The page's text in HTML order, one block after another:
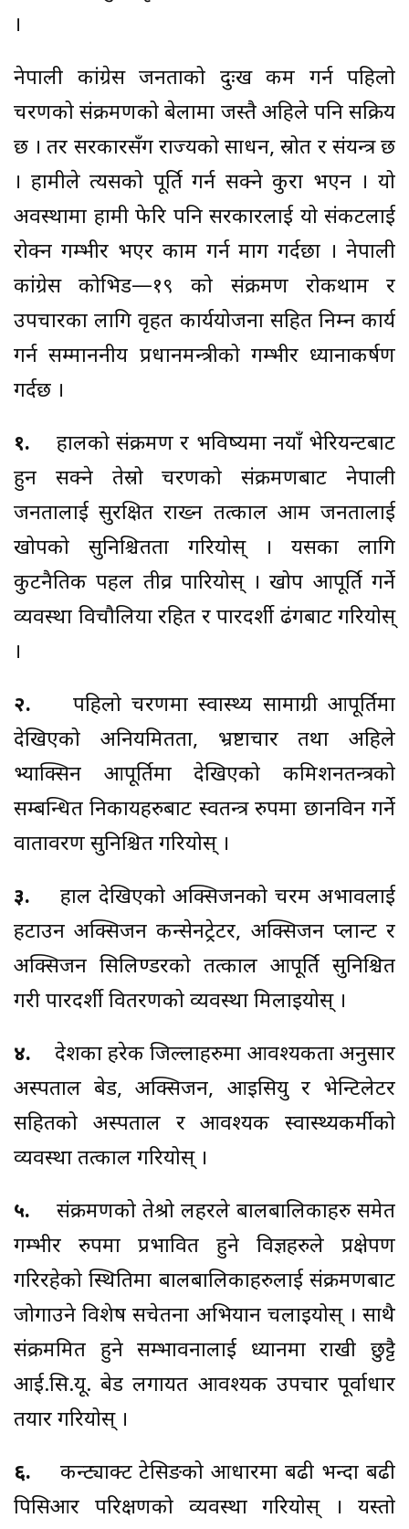
।
नेपाली कांग्रेस जनताको दुःख कम गर्न पहिलो
चरणको संक्रमणको बेलामा जस्तै अहिले पनि सक्रिय
छ । तर सरकारसँग राज्यको साधन, स्रोत र संयन्त्र छ
। हामीले त्यसको पूर्ति गर्न सक्ने कुरा भएन । यो
अवस्थामा हामी फेरि पनि सरकारलाई यो संकटलाई
रोक्न गम्भीर भएर काम गर्न माग गर्दछौं । नेपाली
कांग्रेस कोभिड—१९ को संक्रमण रोकथाम र
उपचारका लागि वृहत कार्ययोजना सहित निम्न कार्य
गर्न सम्माननीय प्रधानमन्त्रीको गम्भीर ध्यानाकर्षण
गर्दछ ।
१.
हालको संक्रमण र भविष्यमा नयाँ भेरियन्टबाट
हुन सक्ने तेस्रो चरणको संक्रमणबाट नेपाली
जनतालाई सुरक्षित राख्न तत्काल आम जनतालाई
खोपको सुनिश्चितता गरियोस् । यसका लागि
कुटनैतिक पहल तीव्र पारियोस् । खोप आपूर्ति गर्ने
व्यवस्था विचौलिया रहित र पारदर्शी ढंगबाट गरियोस्
।
२.
पहिलो चरणमा स्वास्थ्य सामाग्री आपूर्तिमा
देखिएको अनियमितता, भ्रष्टाचार तथा अहिले
भ्याक्सिन आपूर्तिमा देखिएको कमिशनतन्त्रको
सम्बन्धित निकायहरुबाट स्वतन्त्र रुपमा छानविन गर्ने
वातावरण सुनिश्चित गरियोस् ।
३.
हाल देखिएको अक्सिजनको चरम अभावलाई
हटाउन अक्सिजन कन्सेनट्रेटर, अक्सिजन प्लान्ट र
अक्सिजन सिलिण्डरको तत्काल आपूर्ति सुनिश्चित
गरी पारदर्शी वितरणको व्यवस्था मिलाइयोस् ।
४. देशका हरेक जिल्लाहरुमा आवश्यकता अनुसार
अस्पताल बेड, अक्सिजन, आइसियु र भेन्टिलेटर
सहितको अस्पताल र आवश्यक स्वास्थ्यकर्मीको
व्यवस्था तत्काल गरियोस् ।
५.
संक्रमणको तेश्रो लहरले बालबालिकाहरु समेत
गम्भीर रुपमा प्रभावित हुने विज्ञहरुले प्रक्षेपण
गरिरहेको स्थितिमा बालबालिकाहरुलाई संक्रमणबाट
जोगाउने विशेष सचेतना अभियान चलाइयोस् । साथै
संक्रममित हुने सम्भावनालाई ध्यानमा राखी छुट्टै
आई.सि.यू. बेड लगायत आवश्यक उपचार पूर्वाधार
तयार गरियोस् ।
६. कन्ट्याक्ट टेसिङको आधारमा बढी भन्दा बढी
पिसिआर परिक्षणको व्यवस्था गरियोस् । यस्तो